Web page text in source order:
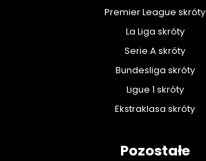
Premier League skróty
La Liga skróty
Serie A skróty
Bundesliga skróty
Ligue 1 skróty
Ekstraklasa skróty
Pozostałe